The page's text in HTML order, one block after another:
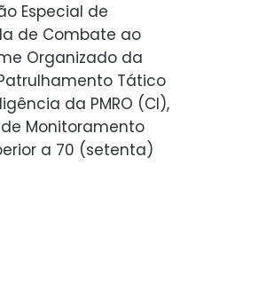
Especial de
de Combate ao
Organizado da
Tático
da PMRO (CI),
Monitoramento
a 70 (setenta)